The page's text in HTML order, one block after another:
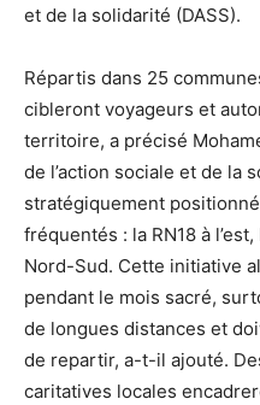
et de la solidarité (DASS).
Répartis dans 25
cibleront voyageurs et
territoire, a précisé
de l’action sociale et de la
stratégiquement
fréquentés : la RN18 à
Nord-Sud. Cette initiative
pendant le mois sacré,
de longues distances et
de repartir, a-t-il ajouté.
caritatives locales